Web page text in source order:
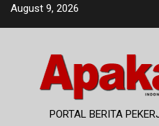
SkipAugust 9, 2026
PORTAL BERITA